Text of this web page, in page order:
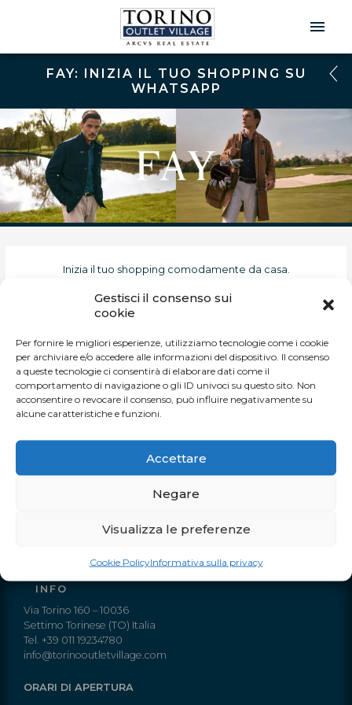
Gestisci il consenso sui
cookie
Per fornire le migliori esperienze, utilizziamo tecnologie come i cookie
per archiviare e/o accedere alle informazioni del dispositivo. Il consenso
a queste tecnologie ci consentirà di elaborare dati come il
comportamento di navigazione o gli ID univoci su questo sito. Non
acconsentire o revocare il consenso, può influire negativamente su
alcune caratteristiche e funzioni.
Accettare
Negare
Visualizza le preferenze
Cookie PolicyInformativa sulla privacy
FAY: INIZIA IL TUO SHOPPING SU
WHATSAPP
Inizia il tuo shopping comodamente da casa.
Contattaci al numero+39 335 658 7135ti accompagneremo
nella tua esperienza di shopping direttamente su WhatsApp.
Sfoglia il catalogo e scopri tutte le novità della collezione.
Contattaci per ricevere tutte le informazioni sui prodotti che
preferisci, le modalità di spedizione e pagamento.
TUTTI I NOSTRI EVENTI
INFO
Via Torino 160 – 10036
Settimo Torinese (TO) Italia
Tel. +39 011 19234780
info@torinooutletvillage.com
ORARI DI APERTURA